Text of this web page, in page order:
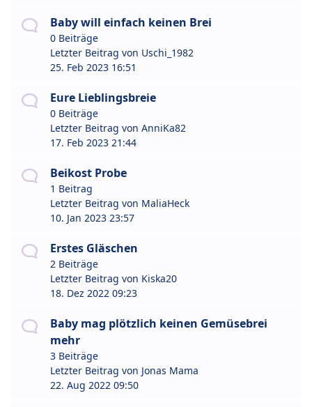
Baby will einfach keinen Brei
0 Beiträge
Letzter Beitrag von Uschi_1982
25. Feb 2023 16:51
Eure Lieblingsbreie
0 Beiträge
Letzter Beitrag von AnniKa82
17. Feb 2023 21:44
Beikost Probe
1 Beitrag
Letzter Beitrag von MaliaHeck
10. Jan 2023 23:57
Erstes Gläschen
2 Beiträge
Letzter Beitrag von Kiska20
18. Dez 2022 09:23
Baby mag plötzlich keinen Gemüsebrei
mehr
3 Beiträge
Letzter Beitrag von Jonas Mama
22. Aug 2022 09:50